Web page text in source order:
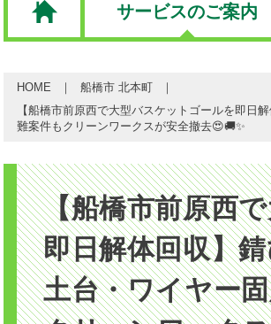
サービスのご案内
HOME
船橋市 北本町
【船橋市前原西で大型バスケットゴールを即日
難案件もクリーンワークスが安全撤去😍🚚✨
【船橋市前原西
即日解体回収】
土台・ワイヤー